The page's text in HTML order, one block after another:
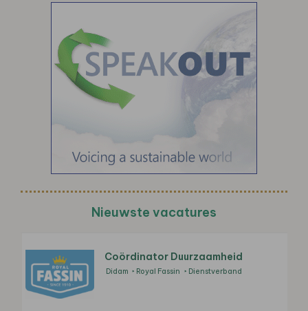
Nieuwste vacatures
Coördinator Duurzaamheid
Didam Royal Fassin Dienstverband